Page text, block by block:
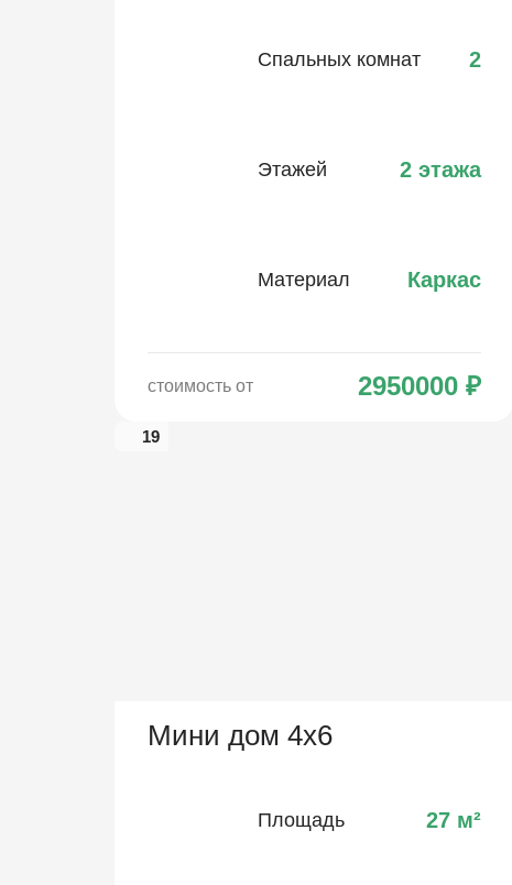
Спальных комнат 2
Этажей 2 этажа
Материал Каркас
стоимость от 2950000 ₽
19
Мини дом 4х6
Площадь 27 м²